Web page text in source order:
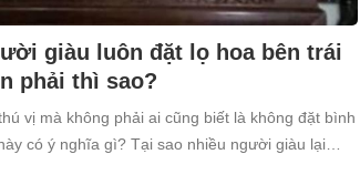
giàu luôn đặt lọ hoa bên trái
phải thì sao?
vị mà không phải ai cũng biết là không đặt bình
có ý nghĩa gì? Tại sao nhiều người giàu lại